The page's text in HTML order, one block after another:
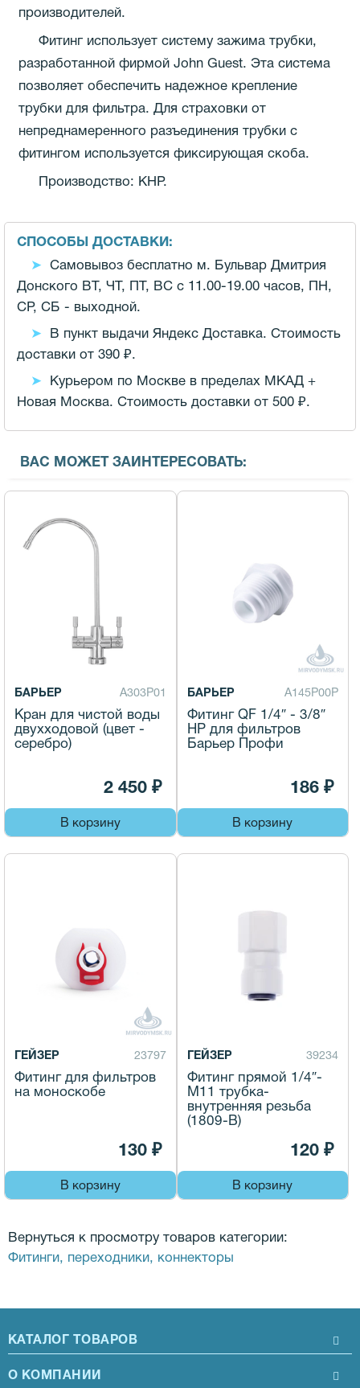
производителей.
Фитинг использует систему зажима трубки,
разработанной фирмой John Guest. Эта система
позволяет обеспечить надежное крепление
трубки для фильтра. Для страховки от
непреднамеренного разъединения трубки с
фитингом используется фиксирующая скоба.
Производство: КНР.
СПОСОБЫ ДОСТАВКИ:
Самовывоз бесплатно м. Бульвар Дмитрия
Донского ВТ, ЧТ, ПТ, ВС с 11.00-19.00 часов,
ПН,
СР, СБ - выходной.
В пункт выдачи Яндекс Доставка. Стоимость
доставки от 390 ₽.
Курьером по Москве в пределах МКАД +
Новая Москва. Стоимость доставки от 500 ₽.
ВАС МОЖЕТ ЗАИНТЕРЕСОВАТЬ:
БАРЬЕР А303Р01
Кран для чистой воды
двухходовой (цвет -
серебро)
2 450 ₽
В корзину
БАРЬЕР А145Р00Р
Фитинг QF 1/4″ - 3/8″
НР для фильтров
Барьер Профи
186 ₽
В корзину
ГЕЙЗЕР 23797
Фитинг для фильтров
на моноскобе
130 ₽
В корзину
ГЕЙЗЕР 39234
Фитинг прямой 1/4″-
М11 трубка-
внутренняя резьба
(1809-B)
120 ₽
В корзину
Вернуться к просмотру товаров категории:
Фитинги, переходники, коннекторы
КАТАЛОГ ТОВАРОВ
О КОМПАНИИ